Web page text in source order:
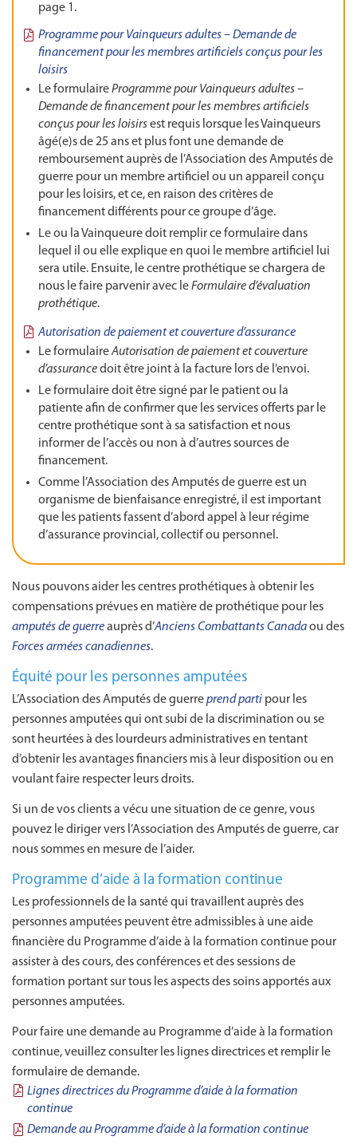
page 1.
Programme pour Vainqueurs adultes – Demande de
financement pour les membres artificiels conçus pour les
loisirs
Le formulaireProgramme pour Vainqueurs adultes –
Demande de financement pour les membres artificiels
conçus pour les loisirsest requis lorsque les Vainqueurs
âgé(e)s de 25 ans et plus font une demande de
remboursement auprès de l’Association des Amputés de
guerre pour un membre artificiel ou un appareil conçu
pour les loisirs, et ce, en raison des critères de
financement différents pour ce groupe d’âge.
Le ou la Vainqueure doit remplir ce formulaire dans
lequel il ou elle explique en quoi le membre artificiel lui
sera utile. Ensuite, le centre prothétique se chargera de
nous le faire parvenir avec leFormulaire d’évaluation
prothétique.
Autorisation de paiement et couverture d’assurance
Le formulaireAutorisation de paiement et couverture
d’assurancedoit être joint à la facture lors de l’envoi.
Le formulaire doit être signé par le patient ou la
patiente afin de confirmer que les services offerts par le
centre prothétique sont à sa satisfaction et nous
informer de l’accès ou non à d’autres sources de
financement.
Comme l’Association des Amputés de guerre est un
organisme de bienfaisance enregistré, il est important
que les patients fassent d’abord appel à leur régime
d’assurance provincial, collectif ou personnel.
Nous pouvons aider les centres prothétiques à obtenir les
compensations prévues en matière de prothétique pour les
amputés de guerreauprès d’Anciens Combattants Canadaou des
Forces armées canadiennes.
Équité pour les personnes amputées
L’Association des Amputés de guerreprend parti pour les
personnes amputées qui ont subi de la discrimination ou se
sont heurtées à des lourdeurs administratives en tentant
d’obtenir les avantages financiers mis à leur disposition ou en
voulant faire respecter leurs droits.
Si un de vos clients a vécu une situation de ce genre, vous
pouvez le diriger vers l’Association des Amputés de guerre, car
nous sommes en mesure de l’aider.
Programme d’aide à la formation continue
Les professionnels de la santé qui travaillent auprès des
personnes amputées peuvent être admissibles à une aide
financière du Programme d’aide à la formation continue pour
assister à des cours, des conférences et des sessions de
formation portant sur tous les aspects des soins apportés aux
personnes amputées.
Pour faire une demande au Programme d’aide à la formation
continue, veuillez consulter les lignes directrices et remplir le
formulaire de demande.
Lignes directrices du Programme d’aide à la formation
continue
Demande au Programme d’aide à la formation continue